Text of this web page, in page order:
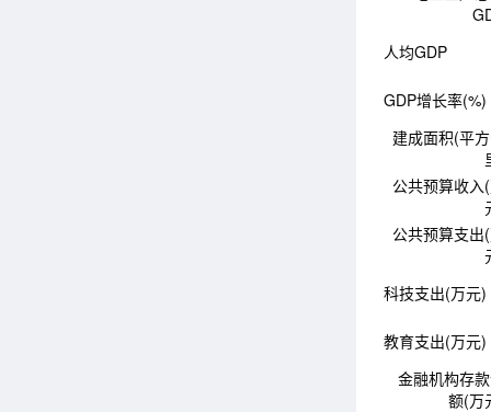
人均GDP
GDP增长率(%)
建成面积(平
公共预算收入
公共预算支出
科技支出(万元)
教育支出(万元)
金融机构存
额(万